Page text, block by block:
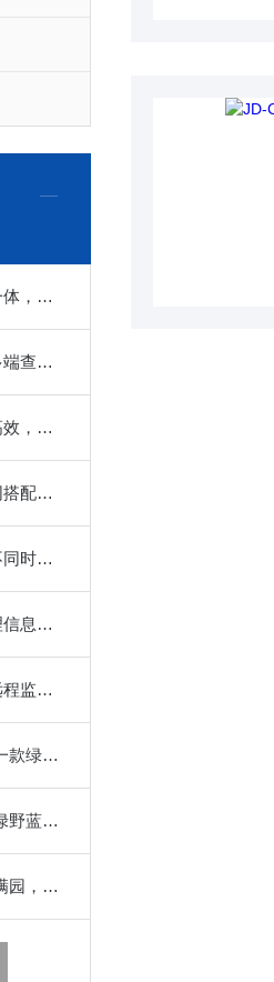
虫情测报灯杀虫灯：测报一体，诱虫杀虫，农田防控
虫情远程监测预警系统：多端查看，手机电脑随时看
投射式虫情测报灯：低耗高效，园区虫害监测新选择
虫情测报灯和杀虫灯：协同搭配，测报防治一体，虫害管控双保险
果园虫情监测系统在夜间不同时段的诱虫效果有何不同?
虫情测报灯和杀虫灯和地理信息系统(GIS)结合有什么应用价值?
物联网自动虫情测报灯与远程监控设备结合后，能实现哪些功能?
自动虫情测报灯型号价格-一款绿草茵茵，生机盎然的虫情监测设备
自动分类虫情测报灯-一款绿野蓝天，景色宜人的虫情监测设备
虫情测报灯系统-一款绿意满园，心旷神怡的虫情监测设备